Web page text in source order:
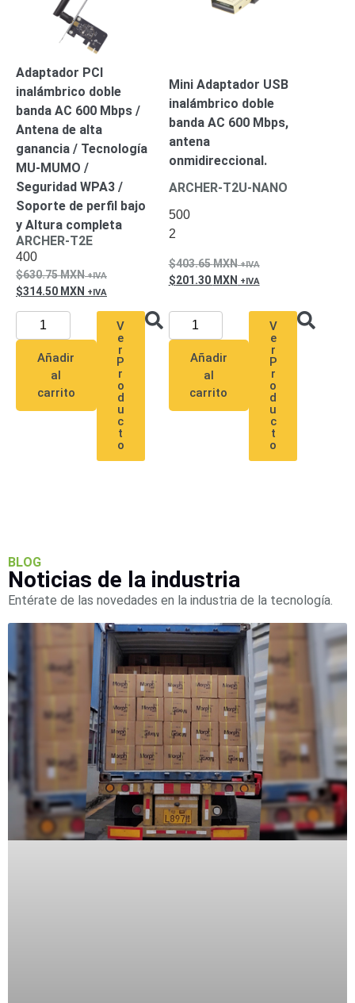
Adaptador PCI
inalámbrico doble
banda AC 600 Mbps /
Antena de alta
ganancia / Tecnología
MU-MUMO /
Seguridad WPA3 /
Soporte de perfil bajo
y Altura completa
ARCHER-T2E
400
630.75MXN
314.50 MXN
Añadir
al
carrito
V
e
r
P
r
o
d
u
c
t
o
Mini Adaptador USB
inalámbrico doble
banda AC 600 Mbps,
antena
onmidireccional.
ARCHER-T2U-NANO
500
2
403.65MXN
201.30 MXN
Añadir
al
carrito
V
e
r
P
r
o
d
u
c
t
o
BLOG
Noticias de la industria
Entérate de las novedades en la industria de la tecnología.